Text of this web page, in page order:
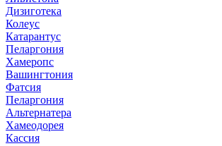
Дизиготека
Колеус
Катарантус
Пеларгония
Хамеропс
Вашингтония
Фатсия
Пеларгония
Альтернатера
Хамеодорея
Кассия